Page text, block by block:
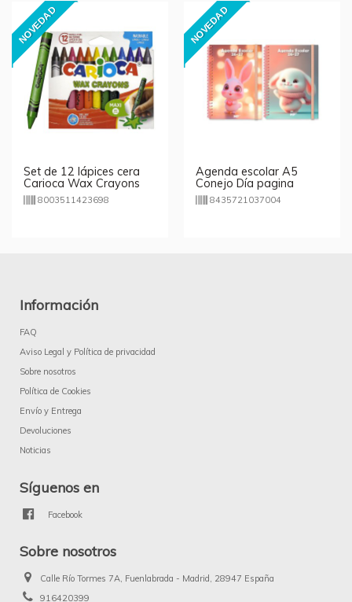
NOVEDAD
Set de 12 lápices cera
Carioca Wax Crayons
Maxi8003511423698
NOVEDAD
Agenda escolar A5
Conejo Día pagina
2026-2027
8435721037004
Información
FAQ
Aviso Legal y Política de privacidad
Sobre nosotros
Política de Cookies
Envío y Entrega
Devoluciones
Noticias
Síguenos en
Facebook
Sobre nosotros
Calle Río Tormes 7A, Fuenlabrada - Madrid, 28947 España
916420399